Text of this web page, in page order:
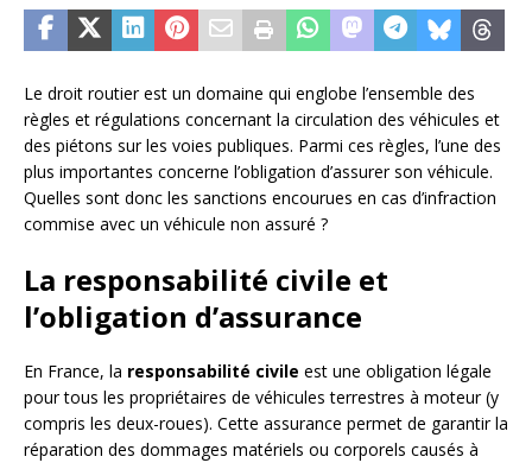
Le droit routier est un domaine qui englobe l’ensemble des
règles et régulations concernant la circulation des véhicules et
des piétons sur les voies publiques. Parmi ces règles, l’une des
plus importantes concerne l’obligation d’assurer son véhicule.
Quelles sont donc les sanctions encourues en cas d’infraction
commise avec un véhicule non assuré ?
La responsabilité civile et
l’obligation d’assurance
En France, la responsabilité civile est une obligation légale
pour tous les propriétaires de véhicules terrestres à moteur (y
compris les deux-roues). Cette assurance permet de garantir la
réparation des dommages matériels ou corporels causés à